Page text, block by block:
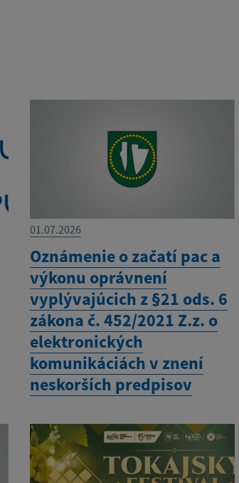
01.07.2026
Oznámenie o začatí pac a
výkonu oprávnení
vyplývajúcich z §21 ods. 6
zákona č. 452/2021 Z.z. o
elektronických
komunikáciách v znení
neskorších predpisov